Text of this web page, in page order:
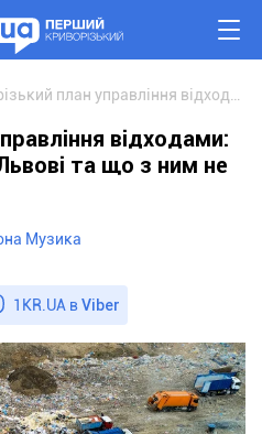
відходами:
та що з ним не
Музика
1KR.UA вViber